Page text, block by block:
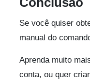
Se você quiser
manual do
Aprenda muito
conta, ou quer